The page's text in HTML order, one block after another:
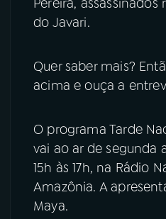
Pereira,
do Javari.
Quer saber mais?
acima e ouça a
O programa Tarde
vai ao ar de segunda
15h às 17h, na Rádio
Amazônia. A
Maya.